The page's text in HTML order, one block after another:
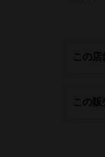
この
この